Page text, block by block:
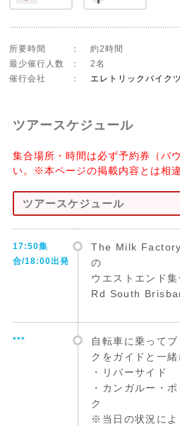
所要時間 ：
約2時間
最少催行人数
：
2名
催行会社
： エレトリックバイク
ツアースケジュール
集合場所・時間は必ず予約券（バ
い。※本ページの掲載内容とは相
ツアースケジュール
17:50集
合/18:00出発
The Milk
の
ウエストエンド
Rd South
***
自転車に乗って
クをガイドと一緒
・リバーサイド
・カンガルー・
ク
※当日の状況によ